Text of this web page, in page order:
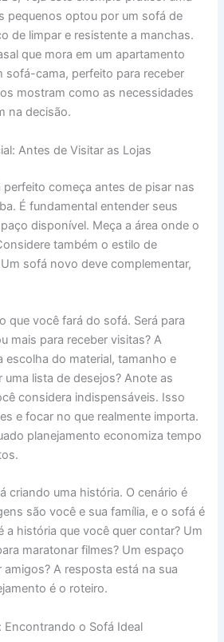
pequenos optou por um sofá de
de limpar e resistente a manchas.
que mora em um apartamento
sofá-cama, perfeito para receber
mostram como as necessidades
na decisão.
Antes de Visitar as Lojas
começa antes de pisar nas
É fundamental entender seus
disponível. Meça a área onde o
também o estilo de
sofá novo deve complementar,
que você fará do sofá. Será para
mais para receber visitas? A
escolha do material, tamanho e
uma lista de desejos? Anote as
considera indispensáveis. Isso
e focar no que realmente importa.
planejamento economiza tempo
criando uma história. O cenário é
são você e sua família, e o sofá é
a história que você quer contar? Um
maratonar filmes? Um espaço
amigos? A resposta está na sua
é o roteiro.
Encontrando o Sofá Ideal